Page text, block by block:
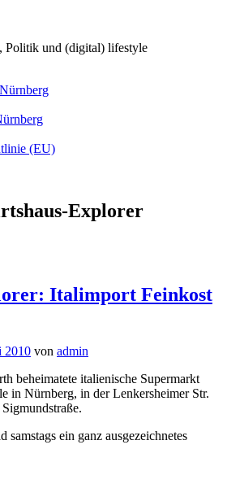
Politik und (digital) lifestyle
(EU)
Explorer
Italimport Feinkost
2010 von admin
beheimatete italienische Supermarkt
in Nürnberg, in der Lenkersheimer Str.
ein ganz ausgezeichnetes